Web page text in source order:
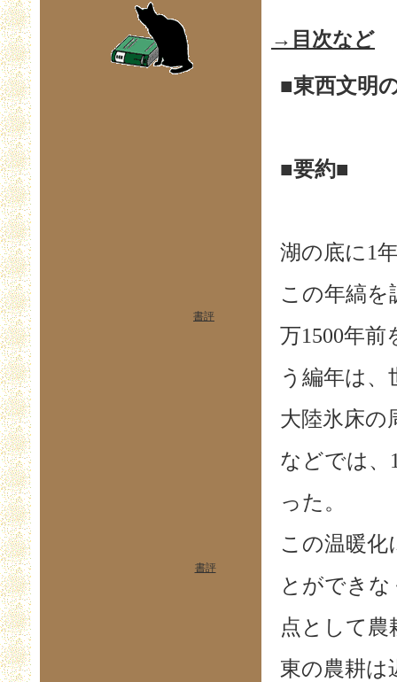
→目次など
■東西文明
■要約■
湖の底に1
この年縞
万1500年
う編年は
大陸氷床の
などでは、
った。
この温暖
とができ
点として農
東の農耕は
書評
書評